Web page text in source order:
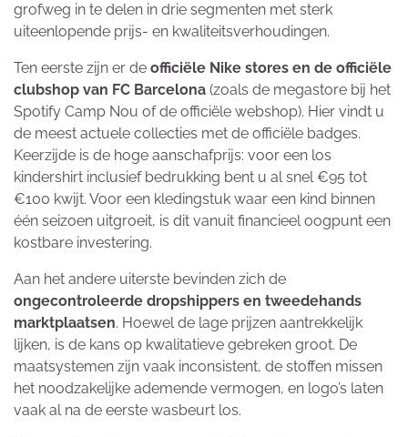
grofweg in te delen in drie segmenten met sterk
uiteenlopende prijs- en kwaliteitsverhoudingen.
Ten eerste zijn er de officiële Nike stores en de officiële
clubshop van FC Barcelona (zoals de megastore bij het
Spotify Camp Nou of de officiële webshop). Hier vindt u
de meest actuele collecties met de officiële badges.
Keerzijde is de hoge aanschafprijs: voor een los
kindershirt inclusief bedrukking bent u al snel €95 tot
€100 kwijt. Voor een kledingstuk waar een kind binnen
één seizoen uitgroeit, is dit vanuit financieel oogpunt een
kostbare investering.
Aan het andere uiterste bevinden zich de
ongecontroleerde dropshippers en tweedehands
marktplaatsen. Hoewel de lage prijzen aantrekkelijk
lijken, is de kans op kwalitatieve gebreken groot. De
maatsystemen zijn vaak inconsistent, de stoffen missen
het noodzakelijke ademende vermogen, en logo’s laten
vaak al na de eerste wasbeurt los.